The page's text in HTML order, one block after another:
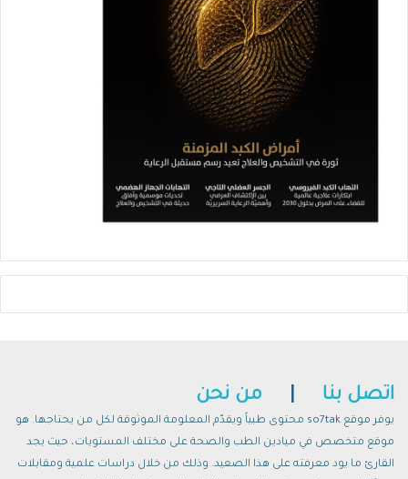
اتصل بنا من نحن
يوفر موقع so7tak محتوى طبياً ويقدّم المعلومة الموثوقة لكل من يحتاجها. هو
موقع متخصص في ميادين الطب والصحة على مختلف المستويات، حيث يجد
القارئ ما يود معرفته على هذا الصعيد. وذلك من خلال دراسات علمية ومقابلات